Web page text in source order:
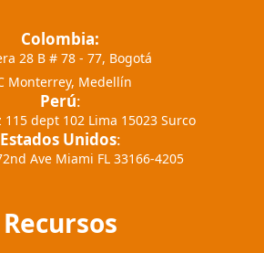
Colombia:
28 B # 78 - 77, Bogotá
Monterrey, Medellín
Perú:
115 dept 102 Lima 15023 Surco
Estados Unidos:
Ave Miami FL 33166-4205
Recursos